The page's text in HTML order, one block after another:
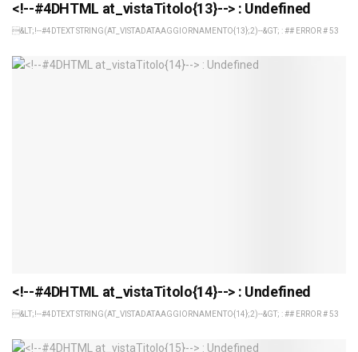
<!--#4DHTML at_vistaTitolo{13}--> : Undefined
&LT;!--#4DTEXT STRING(AT_VISTADATAAGGIORNAMENTO{13};2)--&GT; : ## ERROR # 53
<!--#4DHTML at_vistaTitolo{14}--> : Undefined
&LT;!--#4DTEXT STRING(AT_VISTADATAAGGIORNAMENTO{14};2)--&GT; : ## ERROR # 53